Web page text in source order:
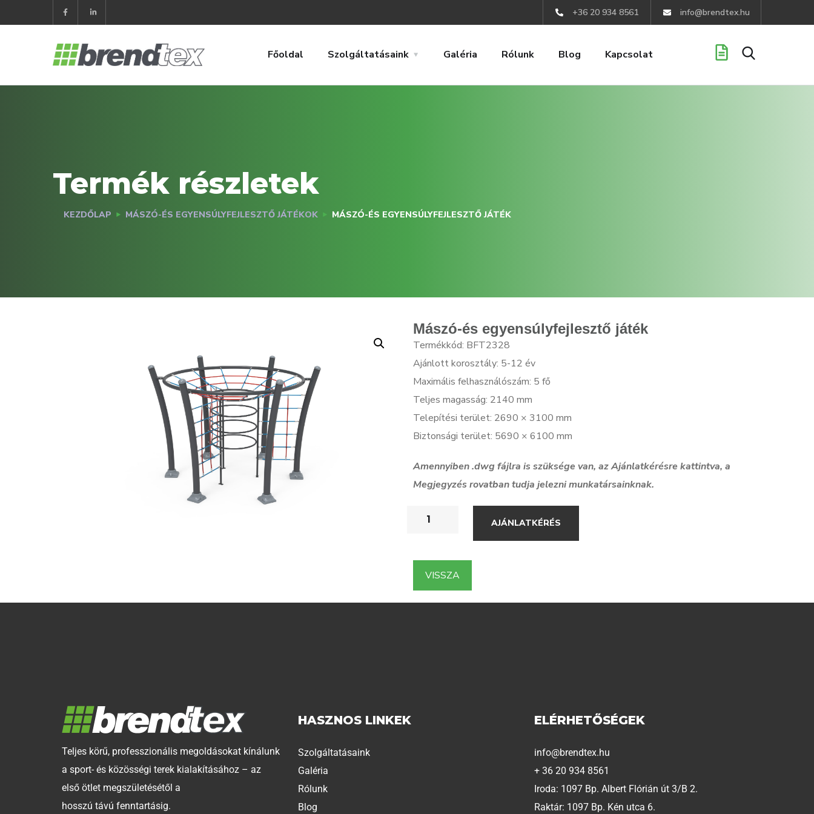
+36 20 934 8561 info@brendtex.hu
Főoldal Szolgáltatásaink Galéria Rólunk Blog Kapcsolat
Termék részletek
KEZDŐLAP MÁSZÓ-ÉS EGYENSÚLYFEJLESZTŐ JÁTÉKOK MÁSZÓ-ÉS EGYENSÚLYFEJLESZTŐ JÁTÉK
Mászó-és egyensúlyfejlesztő játék
Termékkód: BFT2328
Ajánlott korosztály: 5-12 év
Maximális felhasználószám: 5 fő
Teljes magasság: 2140 mm
Telepítési terület: 2690 × 3100 mm
Biztonsági terület: 5690 × 6100 mm
Amennyiben .dwg fájlra is szüksége van, az Ajánlatkérésre kattintva, a
Megjegyzés rovatban tudja jelezni munkatársainknak.
AJÁNLATKÉRÉS
VISSZA
Teljes körű, professzionális megoldásokat kínálunk
a sport- és közösségi terek kialakításához – az
első ötlet megszületésétől a
hosszú távú fenntartásig.
HASZNOS LINKEK
Szolgáltatásaink
Galéria
Rólunk
Blog
ELÉRHETŐSÉGEK
info@brendtex.hu
+ 36 20 934 8561
Iroda: 1097 Bp. Albert Flórián út 3/B 2.
Raktár: 1097 Bp. Kén utca 6.